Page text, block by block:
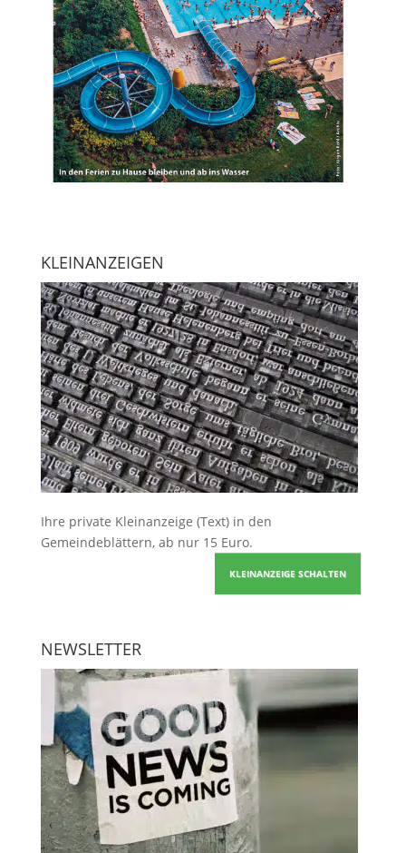
KLEINANZEIGEN
Ihre private Kleinanzeige (Text) in den
Gemeindeblättern, ab nur 15 Euro.
KLEINANZEIGE SCHALTEN
NEWSLETTER